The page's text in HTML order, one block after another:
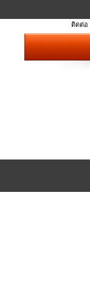
ติดต่อ